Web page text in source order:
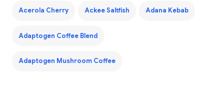
Acerola Cherry Ackee Saltfish Adana Kebab
Adaptogen Coffee Blend
Adaptogen Mushroom Coffee